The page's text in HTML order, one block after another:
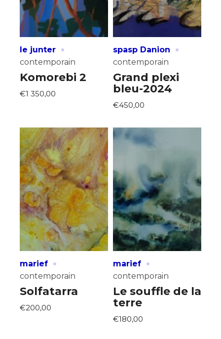
le junter ·
contemporain
Komorebi 2
€1 350,00
spasp Danion ·
contemporain
Grand plexi
bleu-2024
€450,00
marief ·
contemporain
Solfatarra
€200,00
marief ·
contemporain
Le souffle de la
terre
€180,00